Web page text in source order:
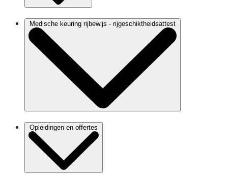
Medische keuring rijbewijs - rijgeschiktheidsattest
Opleidingen en offertes